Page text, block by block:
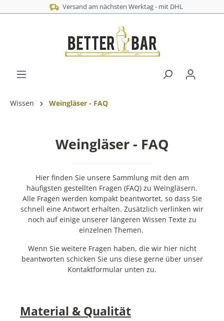
4,9 bei 1000+ Kunden-Bewertungen
Wissen Weingläser - FAQ
Weingläser - FAQ
Hier finden Sie unsere Sammlung mit den am
häufigsten gestellten Fragen (FAQ) zu Weingläsern.
Alle Fragen werden kompakt beantwortet, so dass Sie
schnell eine Antwort erhalten. Zusätzlich verlinken wir
noch auf einige unserer längeren Wissen Texte zu
einzelnen Themen.
Wenn Sie weitere Fragen haben, die wir hier nicht
beantworten schicken Sie uns diese gerne über unser
Kontaktformular unten zu.
Material & Qualität